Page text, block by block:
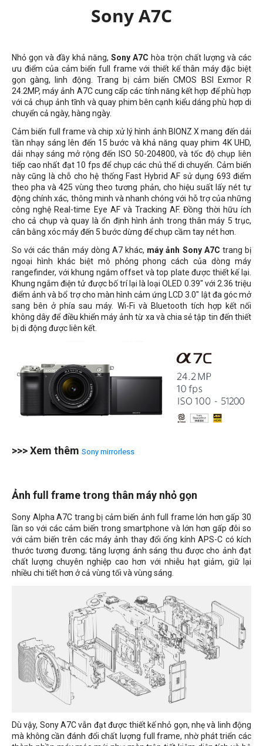
Sony A7C
Nhỏ gọn và đầy khả năng, Sony A7C hòa trộn chất lượng và các
ưu điểm của cảm biến full frame với thiết kế thân máy đặc biệt
gọn gàng, linh động. Trang bị cảm biến CMOS BSI Exmor R
24.2MP, máy ảnh A7C cung cấp các tính năng kết hợp để phù hợp
với cả chụp ảnh tĩnh và quay phim bên cạnh kiểu dáng phù hợp di
chuyển cả ngày, hàng ngày.
Cảm biến full frame và chip xử lý hình ảnh BIONZ X mang đến dải
tần nhạy sáng lên đến 15 bước và khả năng quay phim 4K UHD,
dải nhạy sáng mở rộng đến ISO 50-204800, và tốc độ chụp liên
tiếp cao nhất đạt 10 fps để chụp các chủ thể di chuyển. Cảm biến
này cũng là chỗ cho hệ thống Fast Hybrid AF sử dụng 693 điểm
theo pha và 425 vùng theo tương phản, cho hiệu suất lấy nét tự
động chính xác, thông minh và nhanh chóng với hỗ trợ của những
công nghệ Real-time Eye AF và Tracking AF. Đồng thời hữu ích
cho cả chụp và quay là ổn định hình ảnh trong thân máy 5 trục,
cân bằng xóc máy đến 5 bước dừng để chụp cầm tay nét hơn.
So với các thân máy dòng A7 khác, máy ảnh Sony A7C trang bị
ngoại hình khác biệt mô phỏng phong cách của dòng máy
rangefinder, với khung ngắm offset và top plate được thiết kế lại.
Khung ngắm điện tử được bố trí lại là loại OLED 0.39" với 2.36 triệu
điểm ảnh và bổ trợ cho màn hình cảm ứng LCD 3.0" lật đa góc mở
sang bên ở phía sau máy. Wi-Fi và Bluetooth tích hợp kết nối
không dây để điều khiển máy ảnh từ xa và chia sẻ tập tin đến thiết
bị di động được liên kết.
>>> Xem thêm Sony mirrorless
Ảnh full frame trong thân máy nhỏ gọn
Sony Alpha A7C trang bị cảm biến ảnh full frame lớn hơn gấp 30
lần so với các cảm biến trong smartphone và lớn hơn gấp đôi so
với cảm biến trên các máy ảnh thay đổi ống kính APS-C có kích
thước tương đương; tăng lượng ánh sáng thu được cho ảnh đạt
chất lượng chuyên nghiệp cao hơn với nhiễu hạt giảm, giữ lại
nhiều chi tiết hơn ở cả vùng tối và vùng sáng.
Dù vậy, Sony A7C vẫn đạt được thiết kế nhỏ gọn, nhẹ và linh động
mà không cần đánh đổi chất lượng full frame, nhờ phát triển các